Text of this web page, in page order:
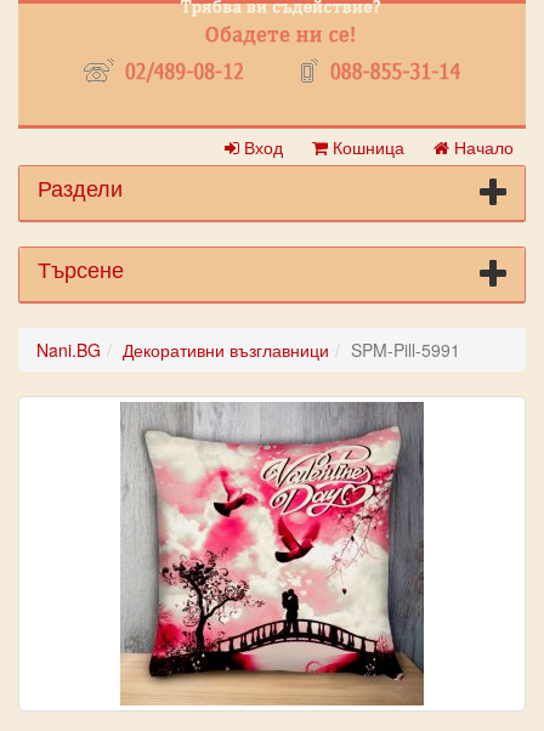
Вход Кошница Начало
Раздели
Търсене
Nani.BG Декоративни възглавници SPM-Pill-5991